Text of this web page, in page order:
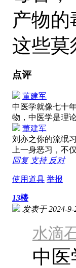
产物
这些莫
点评
董建军
中医学就像七十
物，中医学是理
董建军
刘亦之你的流氓
上一身恶习，不
回复 支持 反对
使用道具 举报
13楼
发表于 2024-9-
水滴
中